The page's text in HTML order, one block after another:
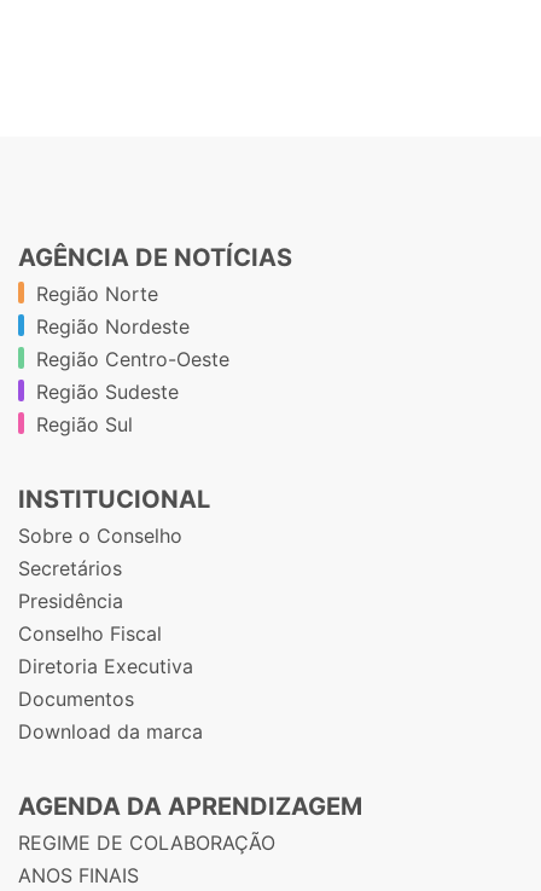
AGÊNCIA DE NOTÍCIAS
Região Norte
Região Nordeste
Região Centro-Oeste
Região Sudeste
Região Sul
INSTITUCIONAL
Sobre o Conselho
Secretários
Presidência
Conselho Fiscal
Diretoria Executiva
Documentos
Download da marca
AGENDA DA APRENDIZAGEM
REGIME DE COLABORAÇÃO
ANOS FINAIS